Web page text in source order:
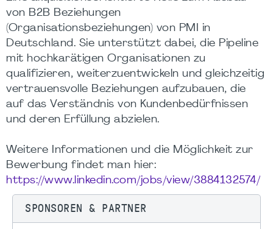
von B2B Beziehungen
(Organisationsbeziehungen) von PMI in
Deutschland. Sie unterstützt dabei, die Pipeline
mit hochkarätigen Organisationen zu
qualifizieren, weiterzuentwickeln und gleichzeitig
vertrauensvolle Beziehungen aufzubauen, die
auf das Verständnis von Kundenbedürfnissen
und deren Erfüllung abzielen.
Weitere Informationen und die Möglichkeit zur
Bewerbung findet man hier:
https://www.linkedin.com/jobs/view/3884132574/
SPONSOREN & PARTNER